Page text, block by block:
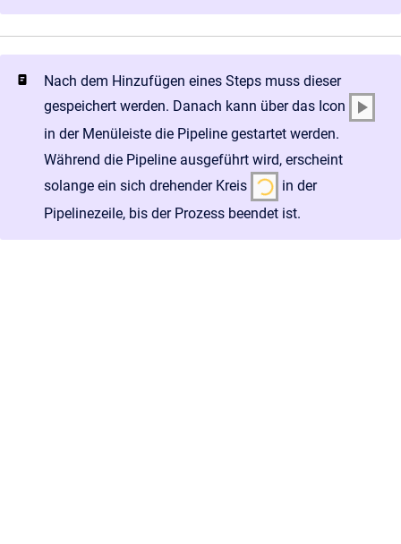
Nach dem Hinzufügen eines Steps muss dieser
gespeichert werden. Danach kann über das Icon
in der Menüleiste die Pipeline gestartet werden.
Während die Pipeline ausgeführt wird, erscheint
solange ein sich drehender Kreis
in der
Pipelinezeile, bis der Prozess beendet ist.